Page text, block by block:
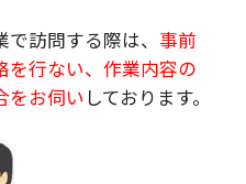
訪問する際は、 事前
を行ない、作業内容の
をお伺い しております。